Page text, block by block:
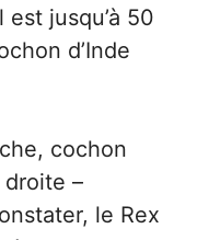
jusqu’à 50
d’Inde
cochon
droite –
le Rex